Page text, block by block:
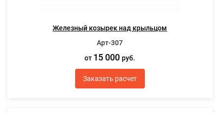
Железный козырек над крыльцом
Арт-307
от 15 000руб.
Заказать расчет